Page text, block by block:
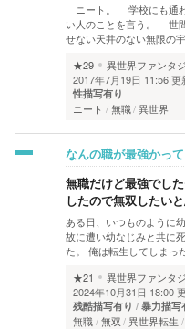
ニート。 学校にも通
い人のことを言う。 世
せない天井のない無限の
★29
異世界ファンタ
2017年7月19日 11:56 更
性描写有り
ニート 無職 異世界
なんの職が最強かっ
無職だけど最強でし
したので無双したい
ある日、いつものように
故に遭い幼なじみと共に
た。 俺は転生してしま
★21
異世界ファンタ
2024年10月31日 18:00
残酷描写有り 暴力描写
無職 無双 異世界転生